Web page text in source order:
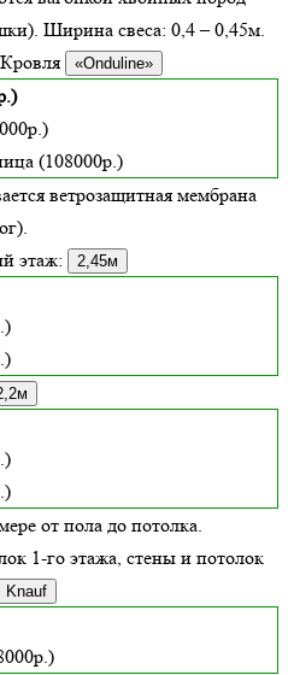
Ширина свеса: 0,4 – 0,45м.
Кровля «Onduline»
(108000р.)
ветрозащитная мембрана
этаж: 2,45м
от пола до потолка.
1-го этажа, стены и потолок
Knauf